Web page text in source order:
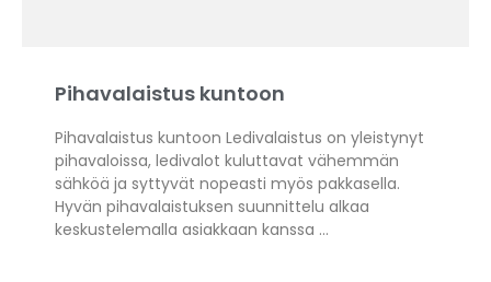
Pihavalaistus kuntoon
Pihavalaistus kuntoon Ledivalaistus on yleistynyt
pihavaloissa, ledivalot kuluttavat vähemmän
sähköä ja syttyvät nopeasti myös pakkasella.
Hyvän pihavalaistuksen suunnittelu alkaa
keskustelemalla asiakkaan kanssa …